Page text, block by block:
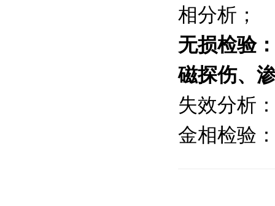
相分析；
无损检验
磁探伤、
失效分析
金相检验